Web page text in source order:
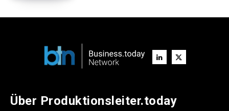
Über Produktionsleiter.today